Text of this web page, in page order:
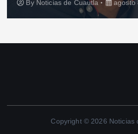
By Noticias de Cuautla agosto
Copyright © 2026 Noticias